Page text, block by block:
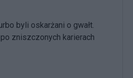
byli oskarżani o gwałt.
zniszczonych karierach